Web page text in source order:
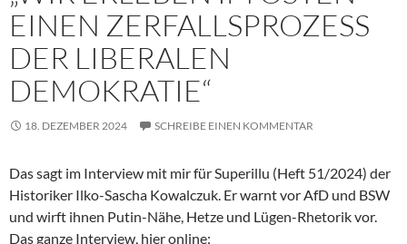
EINEN ZERFALLSPROZESS
DER LIBERALEN
DEMOKRATIE“
18. DEZEMBER 2024 SCHREIBE EINEN KOMMENTAR
Das sagt im Interview mit mir für Superillu (Heft 51/2024) der
Historiker Ilko-Sascha Kowalczuk. Er warnt vor AfD und BSW
und wirft ihnen Putin-Nähe, Hetze und Lügen-Rhetorik vor.
Das ganze Interview, hier online: